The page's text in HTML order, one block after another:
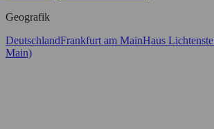
Geografik
DeutschlandFrankfurt am MainHaus
Main)